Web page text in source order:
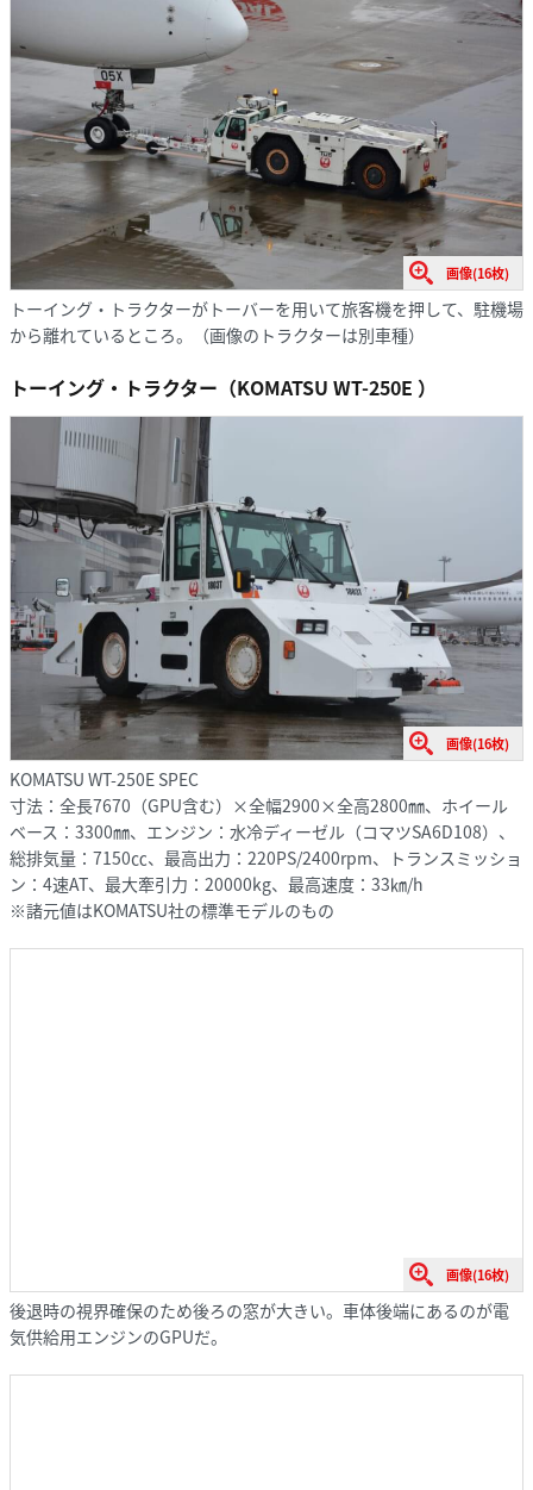
画像(16枚)
トーイング・トラクターがトーバーを用いて旅客機を押して、駐機場
から離れているところ。（画像のトラクターは別車種）
トーイング・トラクター（KOMATSU WT-250E ）
画像(16枚)
KOMATSU WT-250E SPEC
寸法：全長7670（GPU含む）×全幅2900×全高2800㎜、ホイール
ベース：3300㎜、エンジン：水冷ディーゼル（コマツSA6D108）、
総排気量：7150㏄、最高出力：220PS/2400rpm、トランスミッショ
ン：4速AT、最大牽引力：20000kg、最高速度：33㎞/h
※諸元値はKOMATSU社の標準モデルのもの
画像(16枚)
後退時の視界確保のため後ろの窓が大きい。車体後端にあるのが電
気供給用エンジンのGPUだ。